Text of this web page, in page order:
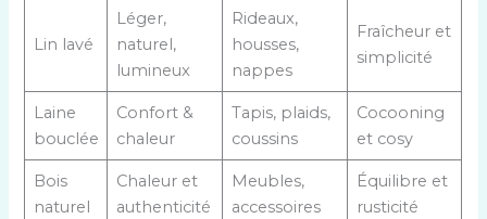
Lin lavé
Léger,
naturel,
lumineux
Rideaux,
housses,
nappes
Fraîcheur et
simplicité
Laine
bouclée
Confort &
chaleur
Tapis, plaids,
coussins
Cocooning
et cosy
Bois
naturel
Chaleur et
authenticité
Meubles,
accessoires
Équilibre et
rusticité